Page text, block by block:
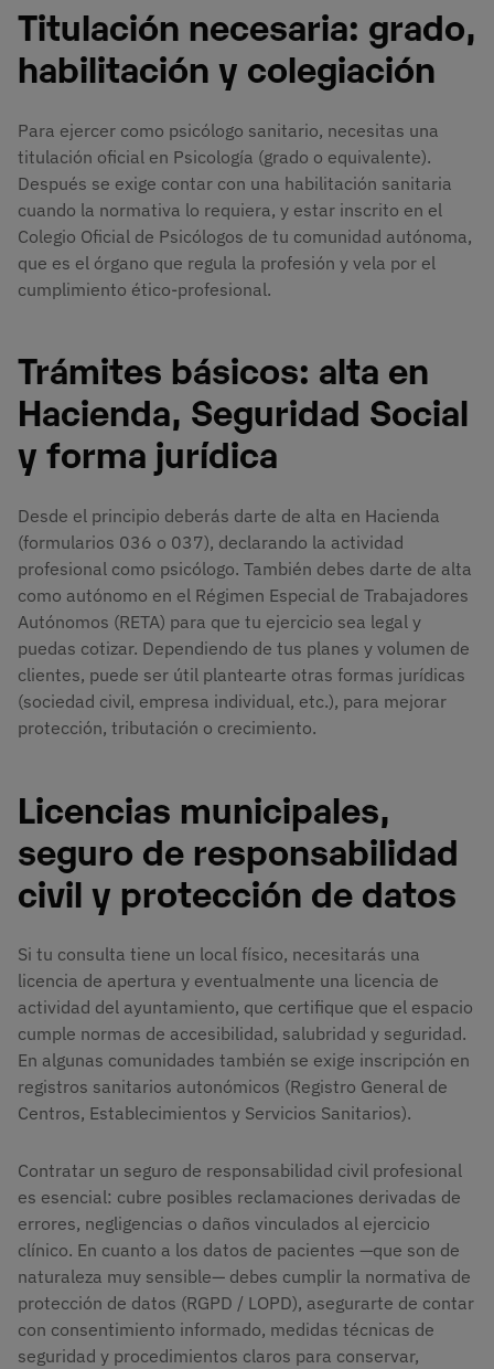
Titulación necesaria: grado,
habilitación y colegiación
Para ejercer como psicólogo sanitario, necesitas una
titulación oficial en Psicología (grado o equivalente).
Después se exige contar con una habilitación sanitaria
cuando la normativa lo requiera, y estar inscrito en el
Colegio Oficial de Psicólogos de tu comunidad autónoma,
que es el órgano que regula la profesión y vela por el
cumplimiento ético-profesional.
Trámites básicos: alta en
Hacienda, Seguridad Social
y forma jurídica
Desde el principio deberás darte de alta en Hacienda
(formularios 036 o 037), declarando la actividad
profesional como psicólogo. También debes darte de alta
como autónomo en el Régimen Especial de Trabajadores
Autónomos (RETA) para que tu ejercicio sea legal y
puedas cotizar. Dependiendo de tus planes y volumen de
clientes, puede ser útil plantearte otras formas jurídicas
(sociedad civil, empresa individual, etc.), para mejorar
protección, tributación o crecimiento.
Licencias municipales,
seguro de responsabilidad
civil y protección de datos
Si tu consulta tiene un local físico, necesitarás una
licencia de apertura y eventualmente una licencia de
actividad del ayuntamiento, que certifique que el espacio
cumple normas de accesibilidad, salubridad y seguridad.
En algunas comunidades también se exige inscripción en
registros sanitarios autonómicos (Registro General de
Centros, Establecimientos y Servicios Sanitarios).
Contratar un seguro de responsabilidad civil profesional
es esencial: cubre posibles reclamaciones derivadas de
errores, negligencias o daños vinculados al ejercicio
clínico. En cuanto a los datos de pacientes —que son de
naturaleza muy sensible— debes cumplir la normativa de
protección de datos (RGPD / LOPD), asegurarte de contar
con consentimiento informado, medidas técnicas de
seguridad y procedimientos claros para conservar,